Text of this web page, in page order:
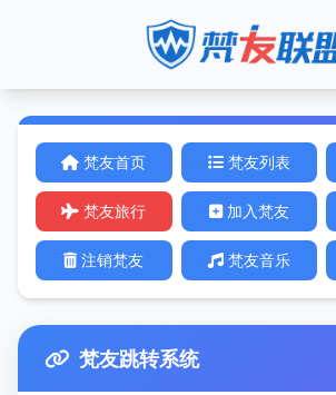
梵友首页 梵友列表
梵友旅行 加入梵友
注销梵友 梵友音乐
梵友跳转系统